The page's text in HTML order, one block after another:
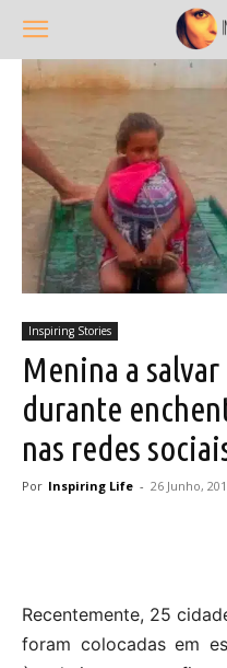
Inspiring Stories
Menina a
durante
nas redes
Por Inspiring Life - 26 Junho,
Recentemente, 25
foram colocadas em